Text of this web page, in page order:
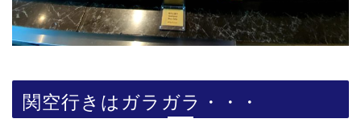
関空行きはガラガラ・・・